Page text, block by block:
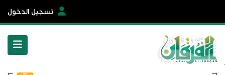
تسجيل الدخول